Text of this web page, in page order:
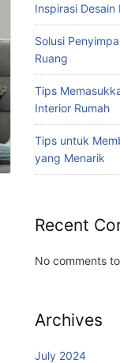
Inspirasi
Solusi
Ruang
Tips
Interior Rumah
Tips untuk
yang Menarik
Recent
No comments
Archives
July 2024